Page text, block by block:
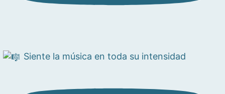
Siente la música en toda su intensidad